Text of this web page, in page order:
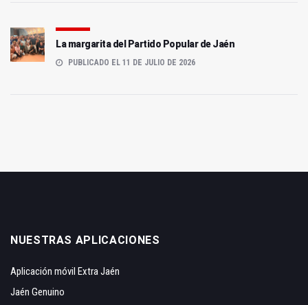
La margarita del Partido Popular de Jaén
PUBLICADO EL 11 DE JULIO DE 2026
NUESTRAS APLICACIONES
Aplicación móvil Extra Jaén
Jaén Genuino